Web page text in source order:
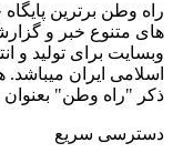
راه وطن برترین
های متنوع خبر و
وبسایت برای تولید و
اسلامی ایران
ذکر "راه وطن" بعنوان
دسترسی سریع